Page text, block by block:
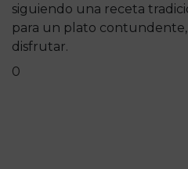
siguiendo una receta
para un plato
disfrutar.
0